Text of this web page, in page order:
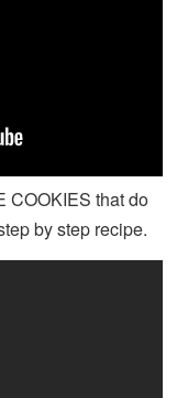
that do
by step recipe.